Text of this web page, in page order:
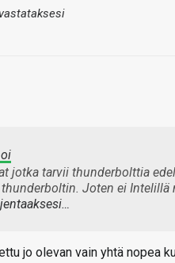
jotka tarvii thunderbolttia
Joten ei
jo olevan vain yhtä nopea